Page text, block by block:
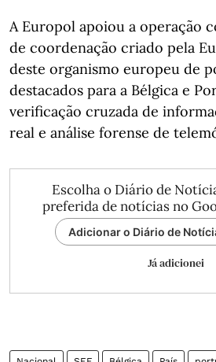
A Europol apoiou a operação
de coordenação criado pela
deste organismo europeu de
destacados para a Bélgica e
verificação cruzada de
real e análise forense de
Escolha o Diário de
preferida de notícias no
Adicionar o Diário de
Já adicionei